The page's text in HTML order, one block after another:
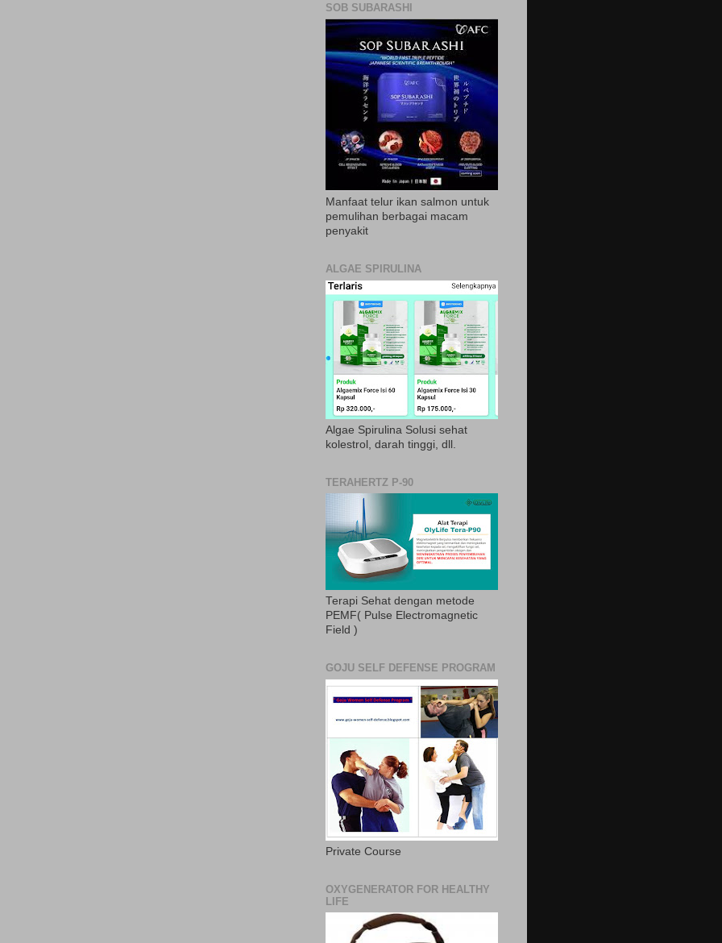
SOB SUBARASHI
Manfaat telur ikan salmon untuk
pemulihan berbagai macam
penyakit
ALGAE SPIRULINA
Algae Spirulina Solusi sehat
kolestrol, darah tinggi, dll.
TERAHERTZ P-90
Terapi Sehat dengan metode
PEMF( Pulse Electromagnetic
Field )
GOJU SELF DEFENSE PROGRAM
Private Course
OXYGENERATOR FOR HEALTHY
LIFE